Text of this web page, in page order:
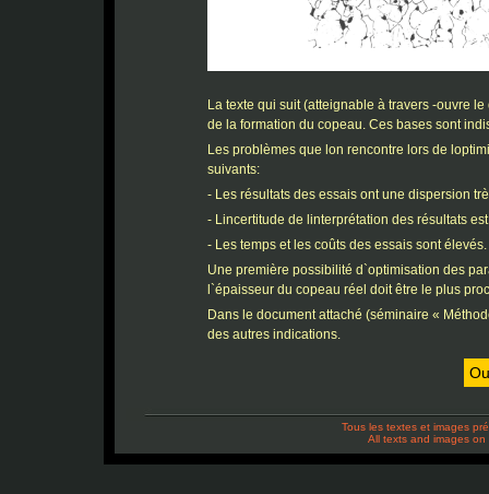
La texte qui suit (atteignable à travers -ouvre
de la formation du copeau. Ces bases sont
Les problèmes que lon rencontre lors de
suivants:
- Les résultats des essais ont une dispersion
- Lincertitude de linterprétation des résultats
- Les temps et les coûts des essais sont élevés.
Une première possibilité d`optimisation des
l`épaisseur du copeau réel doit être le plus
Dans le document attaché (séminaire «
des autres indications.
Tous les textes et images
All texts and images